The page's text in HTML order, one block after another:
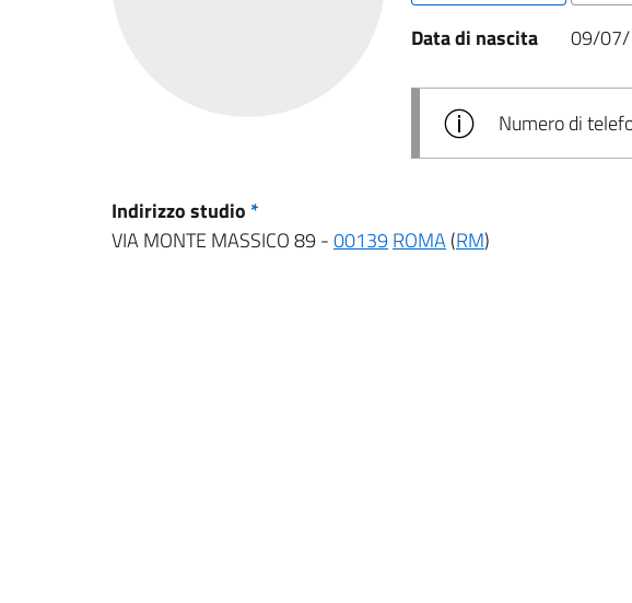
Data di nascita 09/
Numero di
Indirizzo studio *
VIA MONTE MASSICO 89 -00139 ROMA(RM)